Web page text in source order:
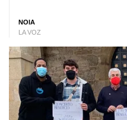
NOIA
LA VOZ